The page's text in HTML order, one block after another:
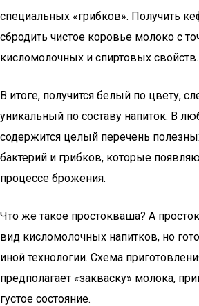
специальных «грибков». Получить
сбродить чистое коровье молоко с
кисломолочных и спиртовых свойств.
В итоге, получится белый по цвету,
уникальный по составу напиток. В
содержится целый перечень
бактерий и грибков, которые
процессе брожения.
Что же такое простокваша? А
вид кисломолочных напитков, но
иной технологии. Схема
предполагает «закваску» молока,
густое состояние.